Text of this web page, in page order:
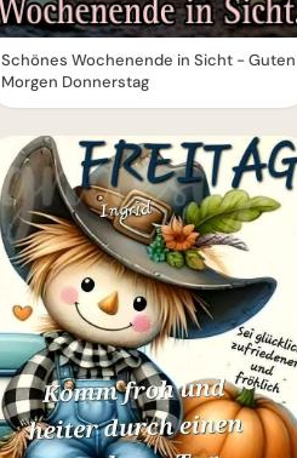
Schönes Wochenende in Sicht - Guten
Morgen Donnerstag